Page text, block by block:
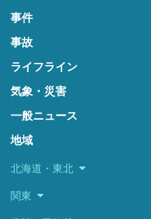
事件
事故
ライフライン
気象・災害
一般ニュース
地域
北海道・東北
関東